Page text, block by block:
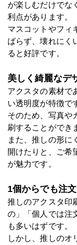
が楽しむだけでな
利点があります。
マスコットやフィ
ばらず、壊れにく
ると好評です。
美しく綺麗なデ
アクスタの素材で
い透明度が特徴で
そのため、写真や
刷することができ
また、推しの形に
開けたりと、ご希
が魅力です。
1個からでも注
推しのアクスタ印
の」「個人では注
も多いはずです。
しかし、推しのオ